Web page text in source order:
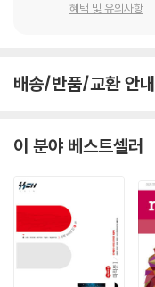
혜택 및 유의사항
배송/반품/교환 안내
이 분야 베스트셀러